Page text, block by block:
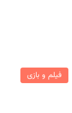
فیلم و بازی